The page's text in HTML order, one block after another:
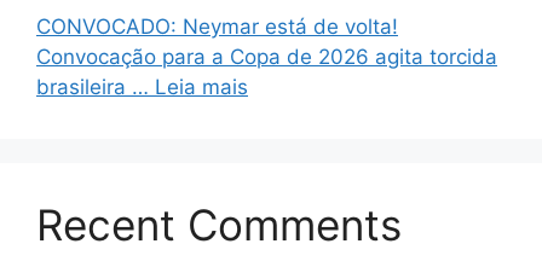
CONVOCADO: Neymar está de volta!
Convocação para a Copa de 2026 agita torcida
brasileira … Leia mais
Recent Comments